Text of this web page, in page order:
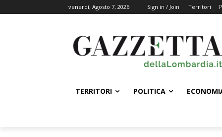
venerdì, Agosto 7, 2026 Sign in / Join Territori
TERRITORI POLITICA